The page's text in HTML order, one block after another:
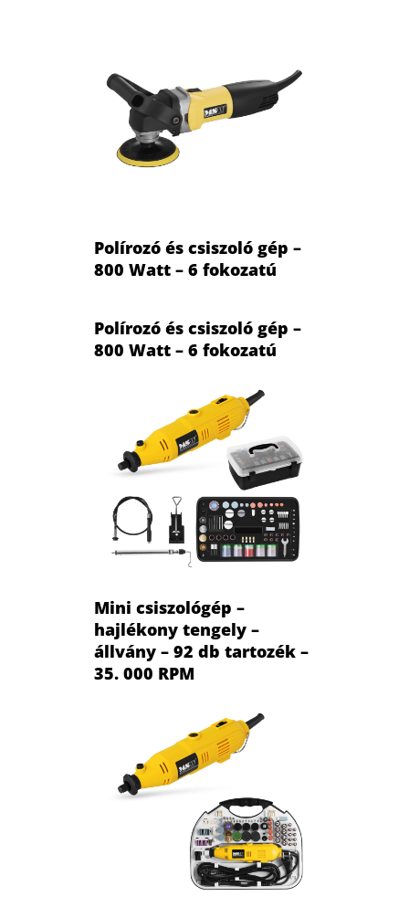
Polírozó és csiszoló gép –
800 Watt – 6 fokozatú
Polírozó és csiszoló gép –
800 Watt – 6 fokozatú
Mini csiszológép –
hajlékony tengely –
állvány – 92 db tartozék –
35. 000 RPM